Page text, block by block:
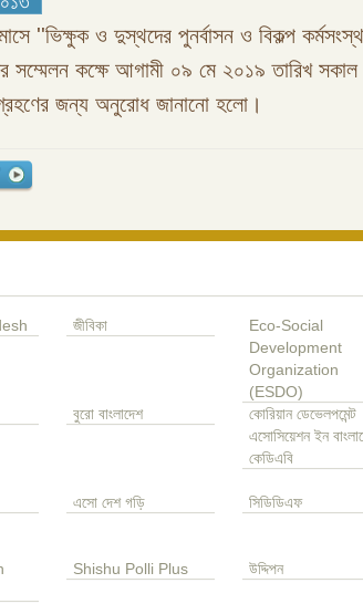
''ভিক্ষুক ও দুস্থদের পুনর্বাসন ও বিকল্প
সম্মেলন কক্ষে আগামী ০৯ মে ২০১৯ তারিখ
জন্য অনুরোধ জানানো হলো।
জীবিকা
Eco-Social
Development
Organization
(ESDO)
বুরো বাংলাদেশ
কোরিয়ান ডেভেলপমেন্ট
এসোসিয়েশন ইন
কেডিএবি
এসো দেশ গড়ি সিডিডিএফ
Shishu Polli Plus উদ্দিপন